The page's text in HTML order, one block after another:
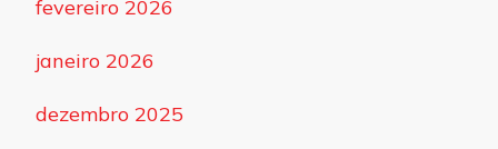
fevereiro 2026
janeiro 2026
dezembro 2025